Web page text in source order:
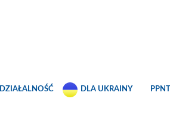
DZIAŁALNOŚĆ DLA UKRAINY PPNT